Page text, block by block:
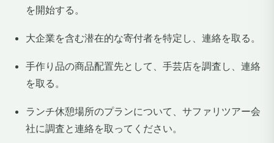
を開始する。
大企業を含む潜在的な寄付者を特定し、連絡を取る。
手作り品の商品配置先として、手芸店を調査し、連絡
を取る。
ランチ休憩場所のプランについて、サファリツアー会
社に調査と連絡を取ってください。